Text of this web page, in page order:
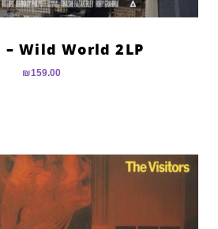
Wild World 2LP
₪159.00